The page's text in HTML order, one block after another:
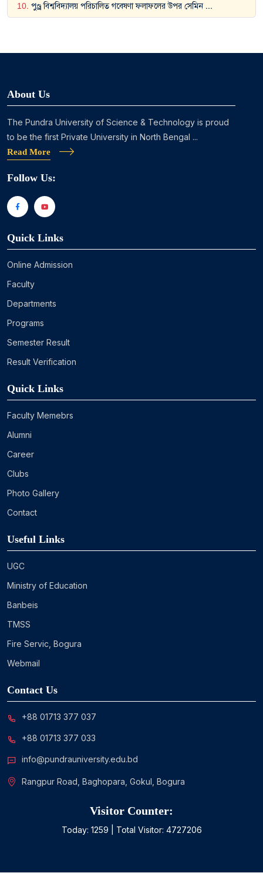
10. পুণ্ড্র বিশ্ববিদ্যালয় পরিচালিত গবেষণা ফলাফলের উপর সেমিন...
About Us
The Pundra University of Science & Technology is proud
to be the first Private University in North Bengal ...
Read More
Follow Us:
Quick Links
Online Admission
Faculty
Departments
Programs
Semester Result
Result Verification
Quick Links
Faculty Memebrs
Alumni
Career
Clubs
Photo Gallery
Contact
Useful Links
UGC
Ministry of Education
Banbeis
TMSS
Fire Servic, Bogura
Webmail
Contact Us
+88 01713 377 037
+88 01713 377 033
info@pundrauniversity.edu.bd
Rangpur Road, Baghopara, Gokul, Bogura
Visitor Counter:
Today: 1259 | Total Visitor: 4727206